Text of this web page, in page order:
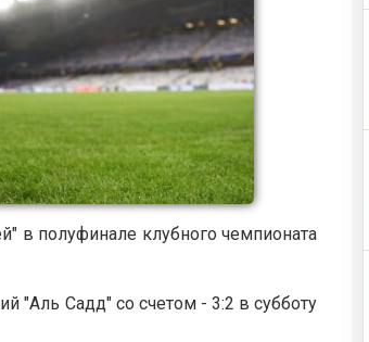
в полуфинале клубного чемпионата
"Аль Садд" со счетом - 3:2 в субботу